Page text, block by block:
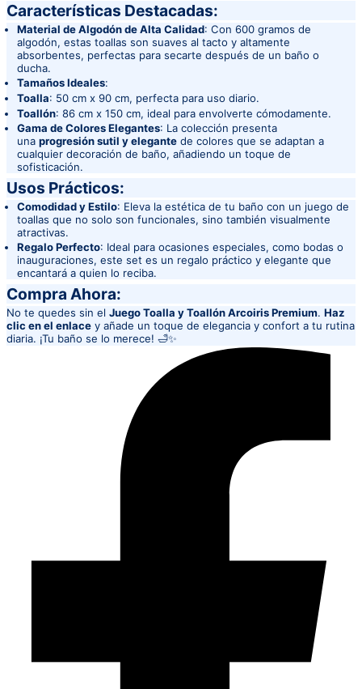
Características Destacadas:
Material de Algodón de Alta Calidad: Con 600 gramos de
algodón, estas toallas son suaves al tacto y altamente
absorbentes, perfectas para secarte después de un baño o
ducha.
Tamaños Ideales:
Toalla: 50 cm x 90 cm, perfecta para uso diario.
Toallón: 86 cm x 150 cm, ideal para envolverte cómodamente.
Gama de Colores Elegantes: La colección presenta
unaprogresión sutil y elegante de colores que se adaptan a
cualquier decoración de baño, añadiendo un toque de
sofisticación.
Usos Prácticos:
Comodidad y Estilo: Eleva la estética de tu baño con un juego de
toallas que no solo son funcionales, sino también visualmente
atractivas.
Regalo Perfecto: Ideal para ocasiones especiales, como bodas o
inauguraciones, este set es un regalo práctico y elegante que
encantará a quien lo reciba.
Compra Ahora:
No te quedes sin el Juego Toalla y Toallón Arcoiris Premium. Haz
clic en el enlace y añade un toque de elegancia y confort a tu rutina
diaria. ¡Tu baño se lo merece! 🛁✨